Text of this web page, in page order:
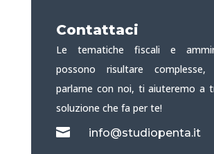
Contattaci
Le tematiche fiscali e
possono risultare
parlarne con noi, ti aiuteremo a
soluzione che fa per te!
 info@studiopenta.it